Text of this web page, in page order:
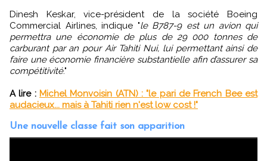
Dinesh Keskar, vice-président de la société Boeing
Commercial Airlines, indique "le B787-9 est un avion qui
permettra une économie de plus de 29 000 tonnes de
carburant par an pour Air Tahiti Nui, lui permettant ainsi de
faire une économie financière substantielle afin d’assurer sa
compétitivité."
A lire : Michel Monvoisin (ATN) : "le pari de French Bee est
audacieux... mais à Tahiti rien n'est low cost !"
Une nouvelle classe fait son apparition